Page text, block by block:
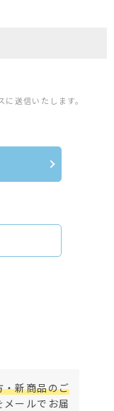
送信いたします。
・新商品のご
ールでお届